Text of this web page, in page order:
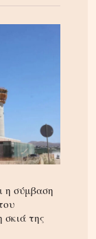
η σύμβαση
της